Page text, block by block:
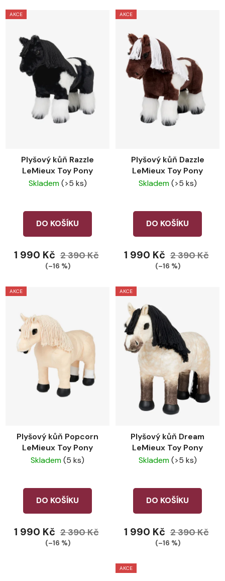
AKCE
Plyšový kůň Razzle
LeMieux Toy Pony
Skladem(>5 ks)
DO KOŠÍKU
1 990 Kč 2 390 Kč
(–16 %)
AKCE
Plyšový kůň Dazzle
LeMieux Toy Pony
Skladem(>5 ks)
DO KOŠÍKU
1 990 Kč 2 390 Kč
(–16 %)
AKCE
Plyšový kůň Popcorn
LeMieux Toy Pony
Skladem(5 ks)
DO KOŠÍKU
1 990 Kč 2 390 Kč
(–16 %)
AKCE
Plyšový kůň Dream
LeMieux Toy Pony
Skladem(>5 ks)
DO KOŠÍKU
1 990 Kč 2 390 Kč
(–16 %)
AKCE